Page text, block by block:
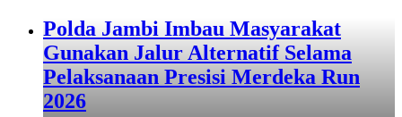
Polda Jambi Imbau Masyarakat
Gunakan Jalur Alternatif Selama
Pelaksanaan Presisi Merdeka Run
2026